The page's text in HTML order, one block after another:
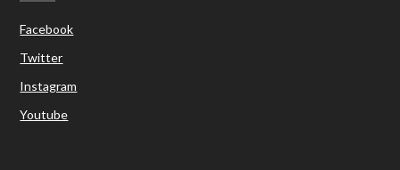
Facebook
Twitter
Instagram
Youtube